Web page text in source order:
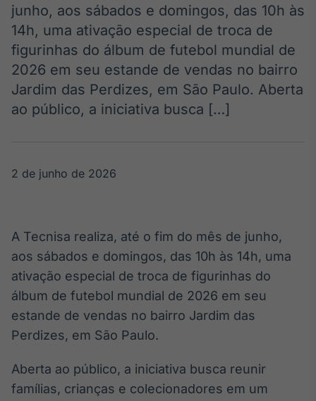
Broadcast
Político
Os bastidores da
política em
Broadcast
Plataforma para
conteúdos
personalizados
Soluções de Dados
e Conteúdos
Broadcast
Plataforma para
junho, aos sábados e domingos, das 10h às
14h, uma ativação especial de troca de
figurinhas do álbum de futebol mundial de
2026 em seu estande de vendas no bairro
Jardim das Perdizes, em São Paulo. Aberta
ao público, a iniciativa busca […]
2 de junho de 2026
A Tecnisa realiza, até o fim do mês de junho,
aos sábados e domingos, das 10h às 14h, uma
ativação especial de troca de figurinhas do
álbum de futebol mundial de 2026 em seu
estande de vendas no bairro Jardim das
Perdizes, em São Paulo.
Aberta ao público, a iniciativa busca reunir
famílias, crianças e colecionadores em um